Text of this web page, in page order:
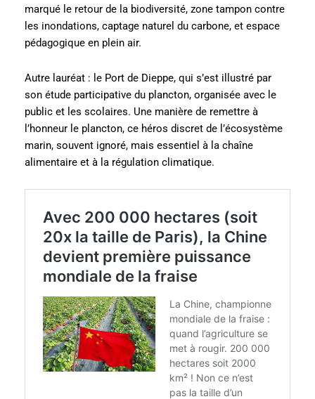
marqué le retour de la biodiversité, zone tampon contre
les inondations, captage naturel du carbone, et espace
pédagogique en plein air.
Autre lauréat : le Port de Dieppe, qui s’est illustré par
son étude participative du plancton, organisée avec le
public et les scolaires. Une manière de remettre à
l’honneur le plancton, ce héros discret de l’écosystème
marin, souvent ignoré, mais essentiel à la chaîne
alimentaire et à la régulation climatique.